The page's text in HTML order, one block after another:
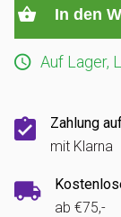
In den
Auf Lager,
Zahlung
mit Klarna
ab €75,-